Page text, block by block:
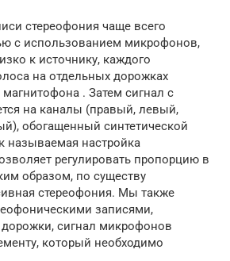
стереофония чаще всего
с использованием микрофонов,
к источнику, каждого
на отдельных дорожках
. Затем сигнал с
на каналы (правый, левый,
обогащенный синтетической
называемая настройка
регулировать пропорцию в
образом, по существу
стереофония. Мы также
записями,
сигнал микрофонов
который необходимо